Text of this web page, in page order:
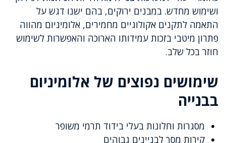
ושימוש מחדש. במבנים ירוקים, בהם ישנו דגש על
התאמה לתקנים אקולוגיים מחמירים, אלומיניום מהווה
פתרון מיטבי בזכות עמידותו הארוכה והאפשרות לשימוש
חוזר בכל שלב.
שימושים נפוצים של אלומיניום
בבנייה
מסגרות וחלונות בעלי בידוד תרמי משופר
קירות מסך לבניינים גבוהים